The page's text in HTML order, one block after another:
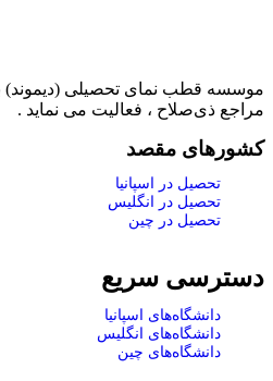
موسسه قطب نمای تحصیلی (دیموند)
مراجع ذی‌صلاح ، فعالیت می نماید .
کشورهای مقصد
تحصیل در اسپانیا
تحصیل در انگلیس
تحصیل در چین
دسترسی سریع
دانشگاه‌های اسپانیا
دانشگاه‌های انگلیس
دانشگاه‌های چین